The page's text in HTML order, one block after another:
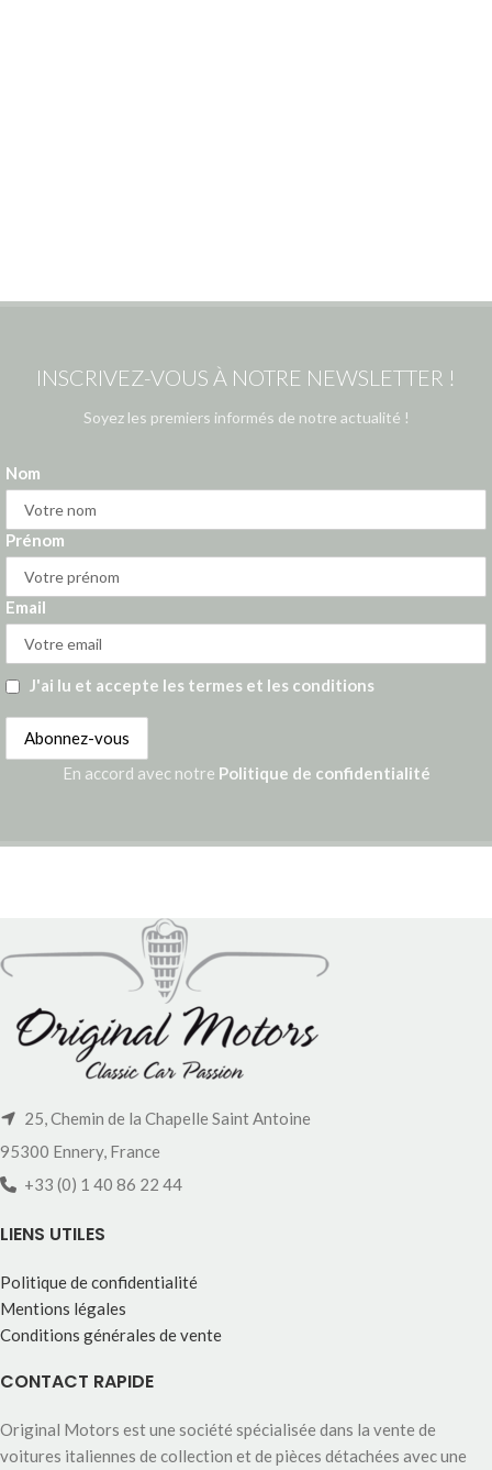
INSCRIVEZ-VOUS À NOTRE NEWSLETTER !
Soyez les premiers informés de notre actualité !
Nom
Prénom
Email
J'ai lu et accepte les termes et les conditions
En accord avec notre Politique de confidentialité
25, Chemin de la Chapelle Saint Antoine
95300 Ennery, France
+33 (0) 1 40 86 22 44
LIENS UTILES
Politique de confidentialité
Mentions légales
Conditions générales de vente
CONTACT RAPIDE
Original Motors est une société spécialisée dans la vente de
voitures italiennes de collection et de pièces détachées avec une